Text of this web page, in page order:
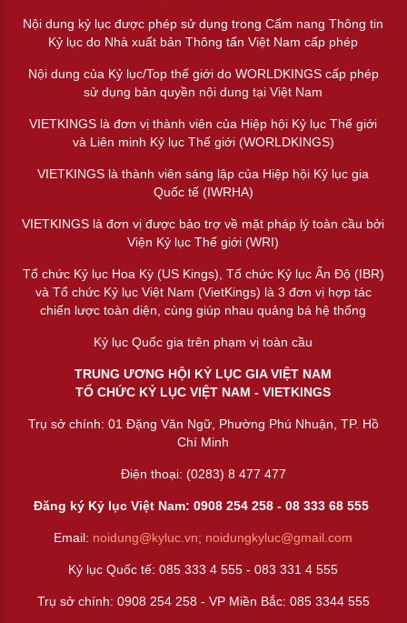
Nội dung kỷ lục được phép sử dụng trong Cẩm nang Thông tin
Kỷ lục do Nhà xuất bản Thông tấn Việt Nam cấp phép
Nội dung của Kỷ lục/Top thế giới do WORLDKINGS cấp phép
sử dụng bản quyền nội dung tại Việt Nam
VIETKINGS là đơn vị thành viên của Hiệp hội Kỷ lục Thế giới
và Liên minh Kỷ lục Thế giới (WORLDKINGS)
VIETKINGS là thành viên sáng lập của Hiệp hội Kỷ lục gia
Quốc tế (IWRHA)
VIETKINGS là đơn vị được bảo trợ về mặt pháp lý toàn cầu bởi
Viện Kỷ lục Thế giới (WRI)
Tổ chức Kỷ lục Hoa Kỳ (US Kings), Tổ chức Kỷ lục Ấn Độ (IBR)
và Tổ chức Kỷ lục Việt Nam (VietKings) là 3 đơn vị hợp tác
chiến lược toàn diện, cùng giúp nhau quảng bá hệ thống
Kỷ lục Quốc gia trên phạm vị toàn cầu
TRUNG ƯƠNG HỘI KỶ LỤC GIA VIỆT NAM
TỔ CHỨC KỶ LỤC VIỆT NAM - VIETKINGS
Trụ sở chính: 01 Đặng Văn Ngữ, Phường Phú Nhuận, TP. Hồ
Chí Minh
Điện thoại: (0283) 8 477 477
Đăng ký Kỷ lục Việt Nam: 0908 254 258 -08 333 68 555
Email: noidung@kyluc.vn; noidungkyluc@gmail.com
Kỷ lục Quốc tế: 085 333 4 555 - 083 331 4 555
Trụ sở chính: 0908 254 258 - VP Miền Bắc: 085 3344 555